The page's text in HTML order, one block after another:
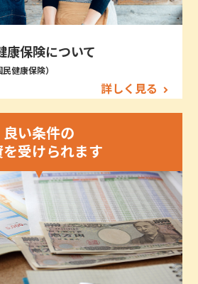
康保険について
健康保険）
詳しく見る
良い条件の
受けられます